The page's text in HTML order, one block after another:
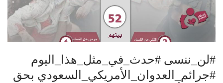
#لن_ننسى #حدث_في_مثل_هذا_اليوم
#جرائم_العدوان_الأمريكي_السعودي بحق